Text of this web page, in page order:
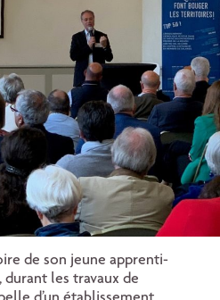
de son jeune apprenti-
les travaux de